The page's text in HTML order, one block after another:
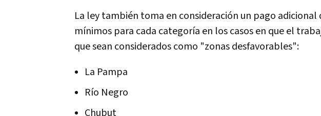
La ley también toma en consideración un pago adicional
mínimos para cada categoría en los casos en que el
que sean considerados como "zonas desfavorables":
La Pampa
Río Negro
Chubut